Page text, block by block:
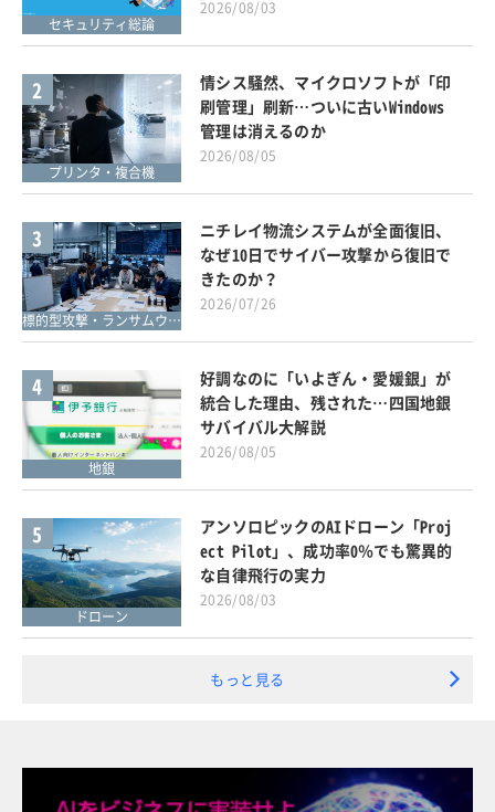
セキュリティ総論
2026/08/03
2
プリンタ・複合機
情シス騒然、マイクロソフトが「印
刷管理」刷新…ついに古いWindows
管理は消えるのか
2026/08/05
3
標的型攻撃・ランサムウェア対策
ニチレイ物流システムが全面復旧、
なぜ10日でサイバー攻撃から復旧で
きたのか？
2026/07/26
4
地銀
好調なのに「いよぎん・愛媛銀」が
統合した理由、残された…四国地銀
サバイバル大解説
2026/08/05
5
ドローン
アンソロピックのAIドローン「Proj
ect Pilot」、成功率0％でも驚異的
な自律飛行の実力
2026/08/03
もっと見る